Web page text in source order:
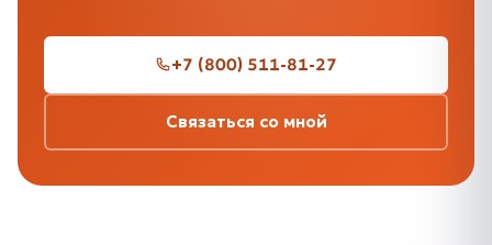
+7 (800) 511-81-27
Связаться со мной